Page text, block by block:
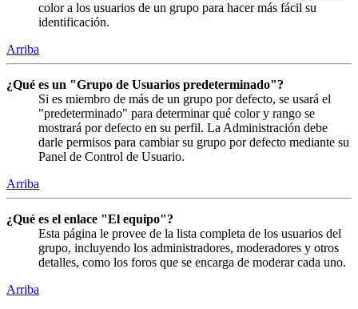
color a los usuarios de un grupo para hacer más fácil su
identificación.
Arriba
¿Qué es un "Grupo de Usuarios predeterminado"?
Si es miembro de más de un grupo por defecto, se usará el
"predeterminado" para determinar qué color y rango se
mostrará por defecto en su perfil. La Administración debe
darle permisos para cambiar su grupo por defecto mediante su
Panel de Control de Usuario.
Arriba
¿Qué es el enlace "El equipo"?
Esta página le provee de la lista completa de los usuarios del
grupo, incluyendo los administradores, moderadores y otros
detalles, como los foros que se encarga de moderar cada uno.
Arriba